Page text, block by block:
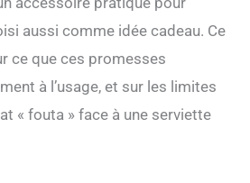
aussi comme idée cadeau. Ce
ce que ces promesses
à l’usage, et sur les limites
« fouta » face à une serviette